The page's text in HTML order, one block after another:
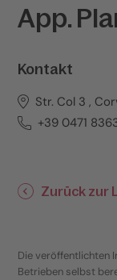
App.
Kontakt
Str. Col 3 ,
+39 0471
Zurück zur
Die veröffentlichten
Betrieben selbst